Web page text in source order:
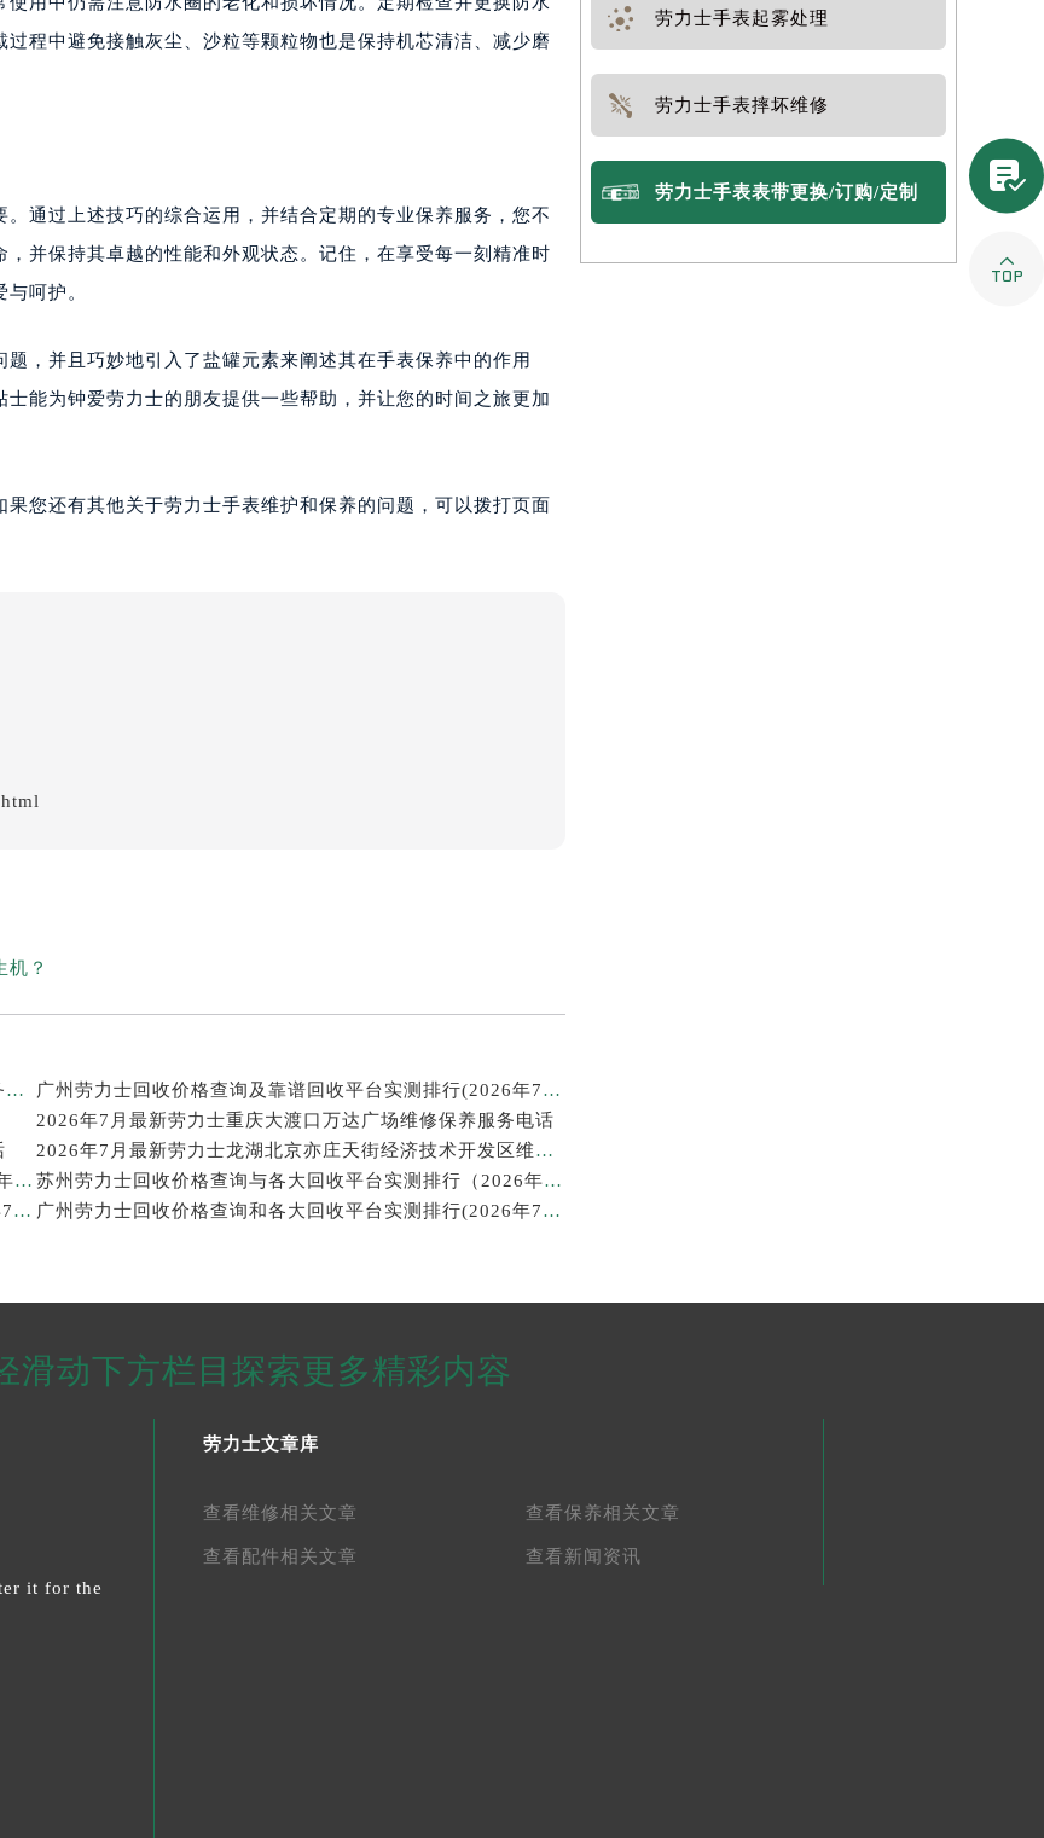
程中避免接触灰尘、沙粒等颗粒物也是保持机芯清洁、减少磨
通过上述技巧的综合运用，并结合定期的专业保养服务，您不
并保持其卓越的性能和外观状态。记住，在享受每一刻精准时
呵护。
，并且巧妙地引入了盐罐元素来阐述其在手表保养中的作用
能为钟爱劳力士的朋友提供一些帮助，并让您的时间之旅更加
果您还有其他关于劳力士手表维护和保养的问题，可以拨打页面
机？
2026年7月最新劳力士温州鹿城印象城MEGA维修保养服务电话
广州劳力士回收价格查询及靠谱回收平台实测排行(2026年7月最新)
2026年7月最新劳力士重庆大渡口万达广场维修保养服务电话
2026年7月最新劳力士龙湖北京亦庄天街经济技术开发区维修保养服务电话
西安劳力士回收价格查询和靠谱回收平台实测排行（2026年7月最新）
苏州劳力士回收价格查询与各大回收平台实测排行（2026年7月最新数据）
武汉劳力士回收价格查询及各大回收平台实测排行(2026年7月最新数据)
广州劳力士回收价格查询和各大回收平台实测排行(2026年7月最新数据)
劳力士手表起雾处理
劳力士手表摔坏维修
劳力士手表表带更换/订购/定制
滑动下方栏目探索更多精彩内容
it for the
劳力士文章库
查看维修相关文章 查看保养相关文章
查看配件相关文章 查看新闻资讯

